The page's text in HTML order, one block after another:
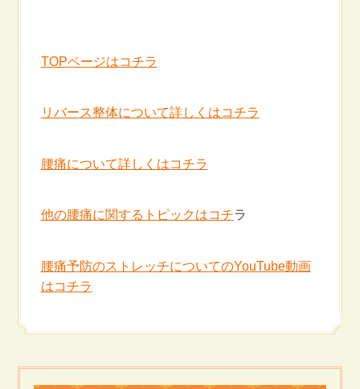
TOPページはコチラ
リバース整体について詳しくはコチラ
腰痛について詳しくはコチラ
他の腰痛に関するトピックはコチラ
腰痛予防のストレッチについてのYouTube動画
はコチラ